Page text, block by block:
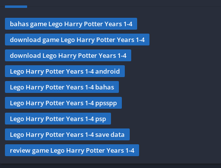
bahas game Lego Harry Potter Years 1-4
download game Lego Harry Potter Years 1-4
download Lego Harry Potter Years 1-4
Lego Harry Potter Years 1-4 android
Lego Harry Potter Years 1-4 bahas
Lego Harry Potter Years 1-4 ppsspp
Lego Harry Potter Years 1-4 psp
Lego Harry Potter Years 1-4 save data
review game Lego Harry Potter Years 1-4